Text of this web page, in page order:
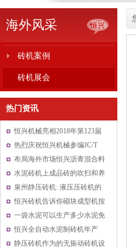
海外风采
砖机案例
砖机展会
热门资讯
恒兴机械亮相2018年第123届
中国进出口商品交易会
热烈庆祝恒兴机械参编JC/T
2550-2019《泡沫混凝土自保
温砌块标准》
布局海外市场恒兴沥青混合料
拌和设备以品质取胜
水泥砖机上成品砖的吹扫和养
护装置改良后可提高砖质量
泉州静压砖机: 液压压砖机的
压制油缸的结构形式有几种
恒兴砖机告诉你砌块成型机按
振动源位置分类对比
一袋水泥可以生产多少水泥免
烧砖？
恒兴全自动水泥制砖机年产
6000万块水泥砖让用户青睐
静压砖机作为的无振动砖机设